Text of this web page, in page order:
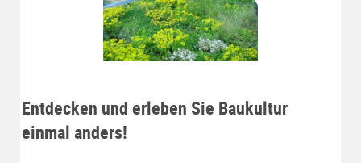
Entdecken und erleben Sie Baukultur
einmal anders!